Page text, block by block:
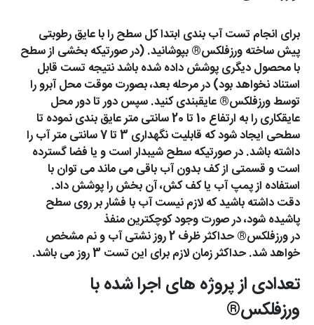
برای انجام تست آب بندی ابتدا کل سطح را با عایق رطوبتی
پیش ساخته ورزفلکس® بپوشانید. (در صورتیکه بخشی از سطح
با محصول دیگری پوشش داده شده باشد نتیجه تست قابل
استناد نخواهد بود) در مرحله بعد، بصورت موقت محل آبرو را
توسط ورزفلکس® عایقبندی کنید. سپس دور تا دور محل
عایقکاری را به ارتفاع 10 تا 20 سانتی متر عایق بندی نموده تا
سطحی ایجاد شود که قابلیت نگهداری 3 تا 7 سانتی متر آب را
داشته باشد. در صورتیکه سطح شیبدار است و یا فضا گسترده
است و قسمتی از کف بدون آب باقی می ماند می توان با
استفاده از پمپ آب یا کف کش، آن بخش را پوشش داد.
دقت داشته باشید که لازم نیست آب با فشار بر روی سطح
پاشیده شود، در صورت وجود کوچکترین منفذ
در ورزفلکس® حداکثر ظرف 2 روز نشتی آب و نم مشخص
خواهد شد. حداکثر زمان لازم برای این تست 3 روز می باشد.
تعدادی از پروژه های اجرا شده با
ورزفلکس®